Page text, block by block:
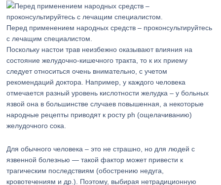
Перед применением народных средств – проконсультируйтесь
с лечащим специалистом.
Поскольку настои трав неизбежно оказывают влияния на
состояние желудочно-кишечного тракта, то к их приему
следует относиться очень внимательно, с учетом
рекомендаций доктора. Например, у каждого человека
отмечается разный уровень кислотности желудка – у больных
язвой она в большинстве случаев повышенная, а некоторые
народные рецепты приводят к росту ph (ощелачиванию)
желудочного сока.
Для обычного человека – это не страшно, но для людей с
язвенной болезнью — такой фактор может привести к
трагическим последствиям (обострению недуга,
кровотечениям и др.). Поэтому, выбирая нетрадиционную